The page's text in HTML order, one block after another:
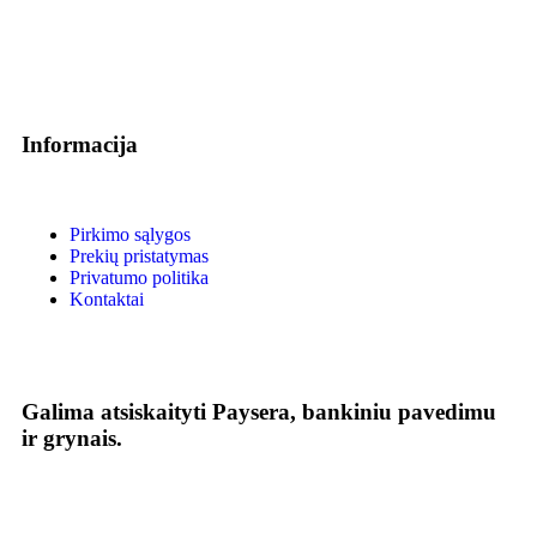
Informacija
Pirkimo sąlygos
Prekių pristatymas
Privatumo politika
Kontaktai
Galima atsiskaityti Paysera, bankiniu pavedimu
ir grynais.